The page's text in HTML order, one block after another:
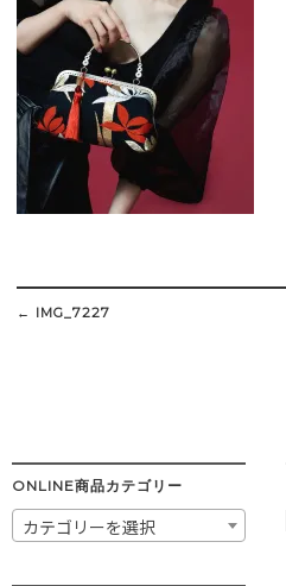
Post
navigation
← IMG_7227
ONLINE商品カテゴリー
カテゴリーを選択